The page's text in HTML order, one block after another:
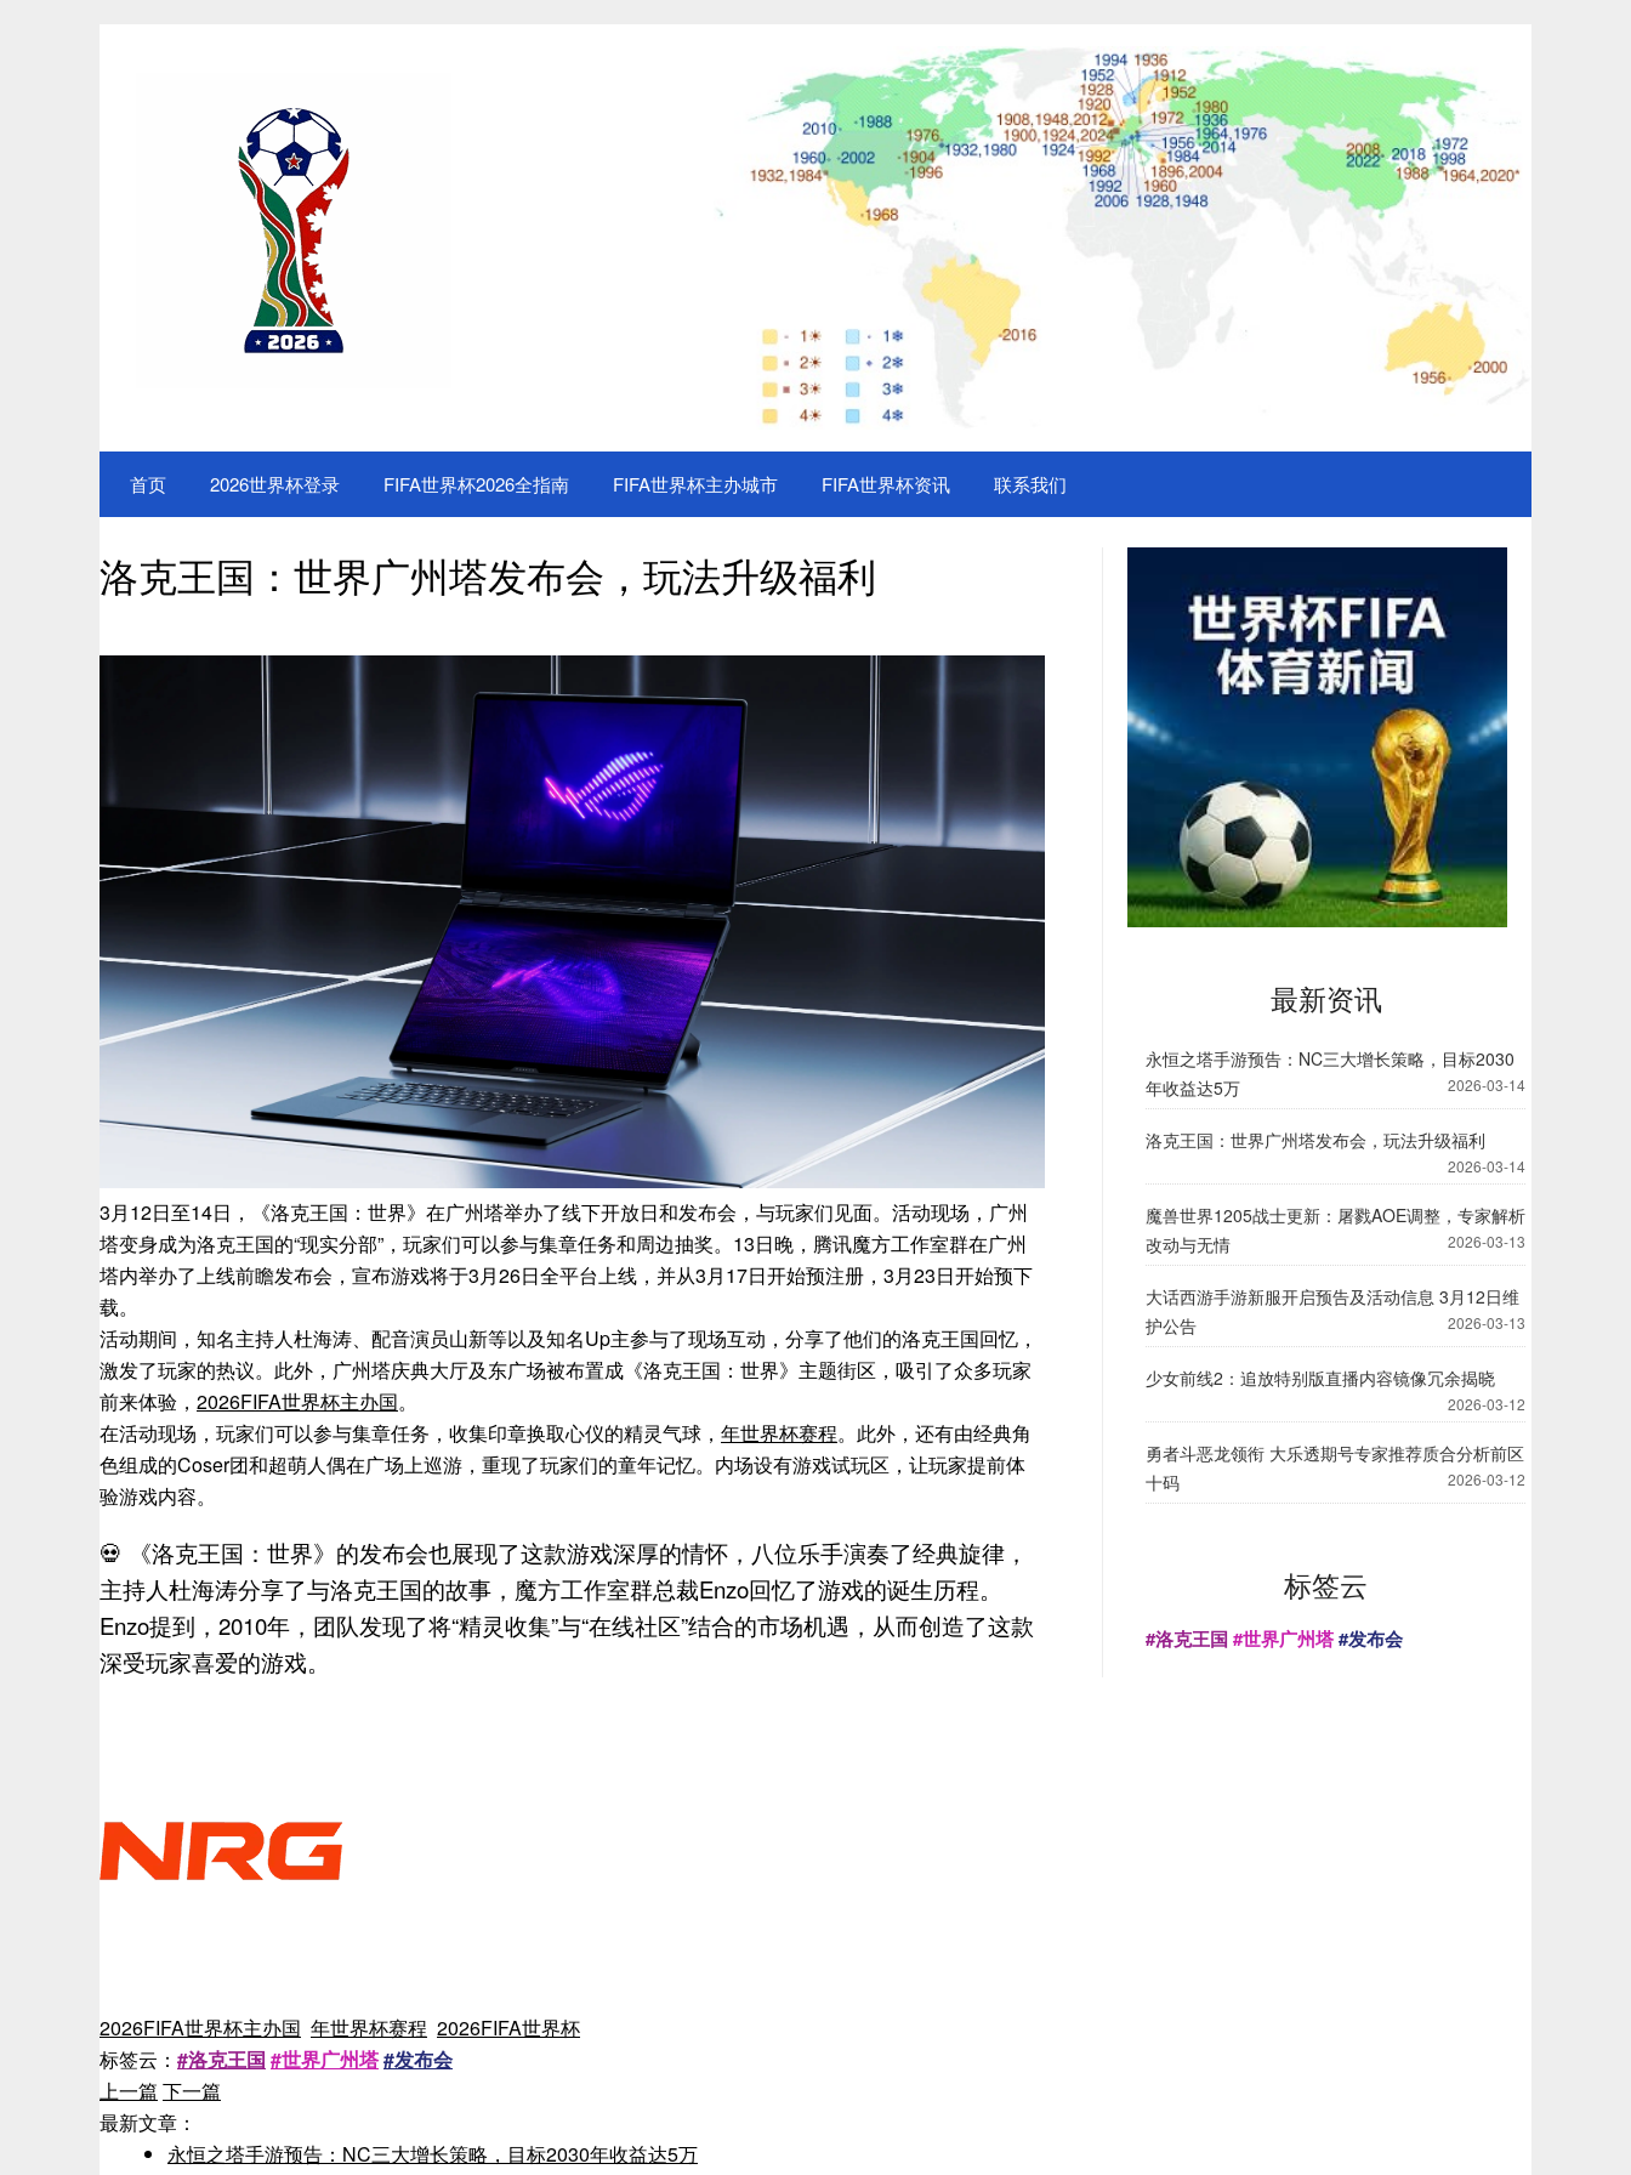
首页 2026世界杯登录 FIFA世界杯2026全指南 FIFA世界杯主办城市 FIFA世界杯资讯 联系我们
洛克王国：世界广州塔发布会，玩法升级福利
3月12日至14日，《洛克王国：世界》在广州塔举办了线下开放日和发布会，与玩家们见面。活动现场，广州
塔变身成为洛克王国的“现实分部”，玩家们可以参与集章任务和周边抽奖。13日晚，腾讯魔方工作室群在广州
塔内举办了上线前瞻发布会，宣布游戏将于3月26日全平台上线，并从3月17日开始预注册，3月23日开始预下
载。
活动期间，知名主持人杜海涛、配音演员山新等以及知名Up主参与了现场互动，分享了他们的洛克王国回忆，
激发了玩家的热议。此外，广州塔庆典大厅及东广场被布置成《洛克王国：世界》主题街区，吸引了众多玩家
前来体验， 2026FIFA世界杯主办国。
在活动现场，玩家们可以参与集章任务，收集印章换取心仪的精灵气球， 年世界杯赛程。此外，还有由经典角
色组成的Coser团和超萌人偶在广场上巡游，重现了玩家们的童年记忆。内场设有游戏试玩区，让玩家提前体
验游戏内容。
💀 《洛克王国：世界》的发布会也展现了这款游戏深厚的情怀，八位乐手演奏了经典旋律，
主持人杜海涛分享了与洛克王国的故事，魔方工作室群总裁Enzo回忆了游戏的诞生历程。
Enzo提到，2010年，团队发现了将“精灵收集”与“在线社区”结合的市场机遇，从而创造了这款
深受玩家喜爱的游戏。
2026FIFA世界杯主办国 年世界杯赛程 2026FIFA世界杯
标签云： #洛克王国 #世界广州塔#发布会
上一篇 下一篇
最新文章：
永恒之塔手游预告：NC三大增长策略，目标2030年收益达5万
最新资讯
永恒之塔手游预告：NC三大增长策略，目标2030
年收益达5万
2026-03-14
洛克王国：世界广州塔发布会，玩法升级福利
2026-03-14
魔兽世界1205战士更新：屠戮AOE调整，专家解析
改动与无情
2026-03-13
大话西游手游新服开启预告及活动信息 3月12日维
护公告
2026-03-13
少女前线2：追放特别版直播内容镜像冗余揭晓
2026-03-12
勇者斗恶龙领衔 大乐透期号专家推荐质合分析前区
十码
2026-03-12
标签云
#洛克王国 #世界广州塔#发布会